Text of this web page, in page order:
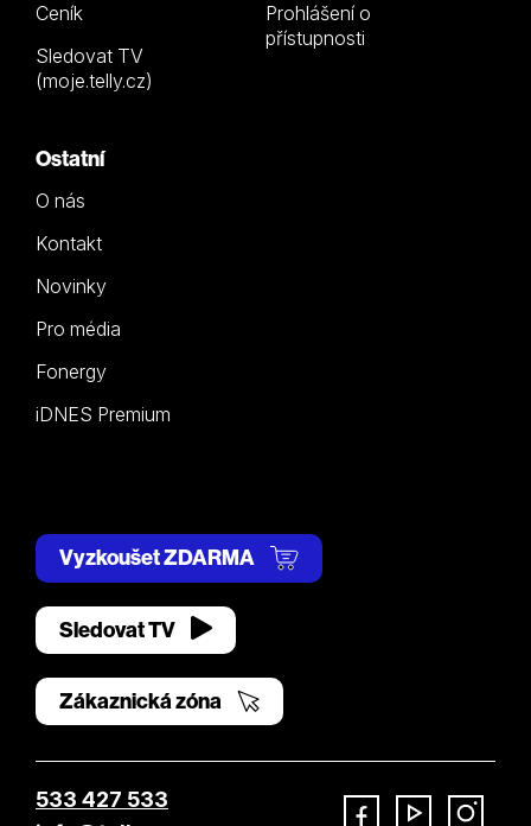
Ceník
Sledovat TV
(moje.telly.cz)
Prohlášení o
přístupnosti
Ostatní
O nás
Kontakt
Novinky
Pro média
Fonergy
iDNES Premium
Vyzkoušet ZDARMA
Sledovat TV
Zákaznická zóna
533 427 533